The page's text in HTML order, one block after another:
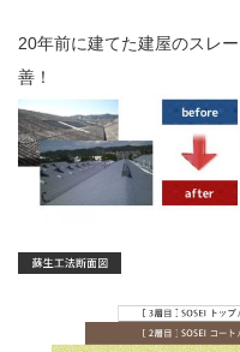
20年前に建てた建屋のスレ
善！